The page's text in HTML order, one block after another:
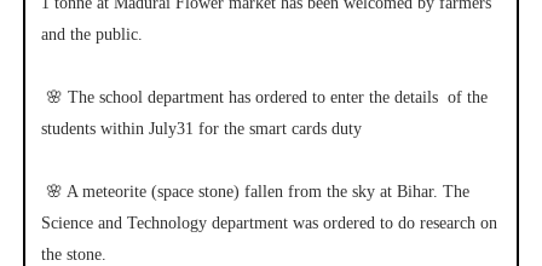
and the public.
🌸 The school department has ordered to enter the details of the
students within July31 for the smart cards duty
🌸 A meteorite (space stone) fallen from the sky at Bihar. The
Science and Technology department was ordered to do research on
the stone.